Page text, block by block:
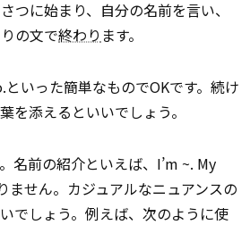
に始まり、自分の名前を言い、
の文で終わり ます。
いった簡単なものでOKです。続け
を添えるといいでしょう。
名前の紹介といえば、I’m ~. My
ません。カジュアルなニュアンスの
でしょう。例えば、次のように使